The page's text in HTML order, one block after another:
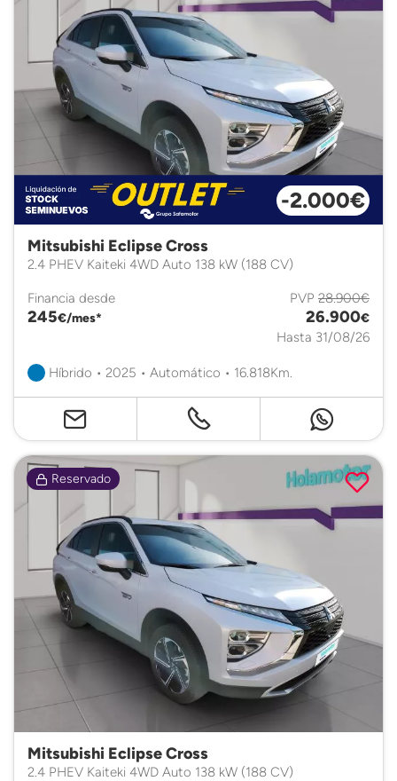
-2.000€
Mitsubishi Eclipse Cross
2.4 PHEV Kaiteki 4WD Auto 138 kW (188 CV)
Financia desde
245€/mes*
PVP 28.900€
26.900€
Hasta 31/08/26
Híbrido • 2025 • Automático • 16.818Km.
Reservado
Mitsubishi Eclipse Cross
2.4 PHEV Kaiteki 4WD Auto 138 kW (188 CV)